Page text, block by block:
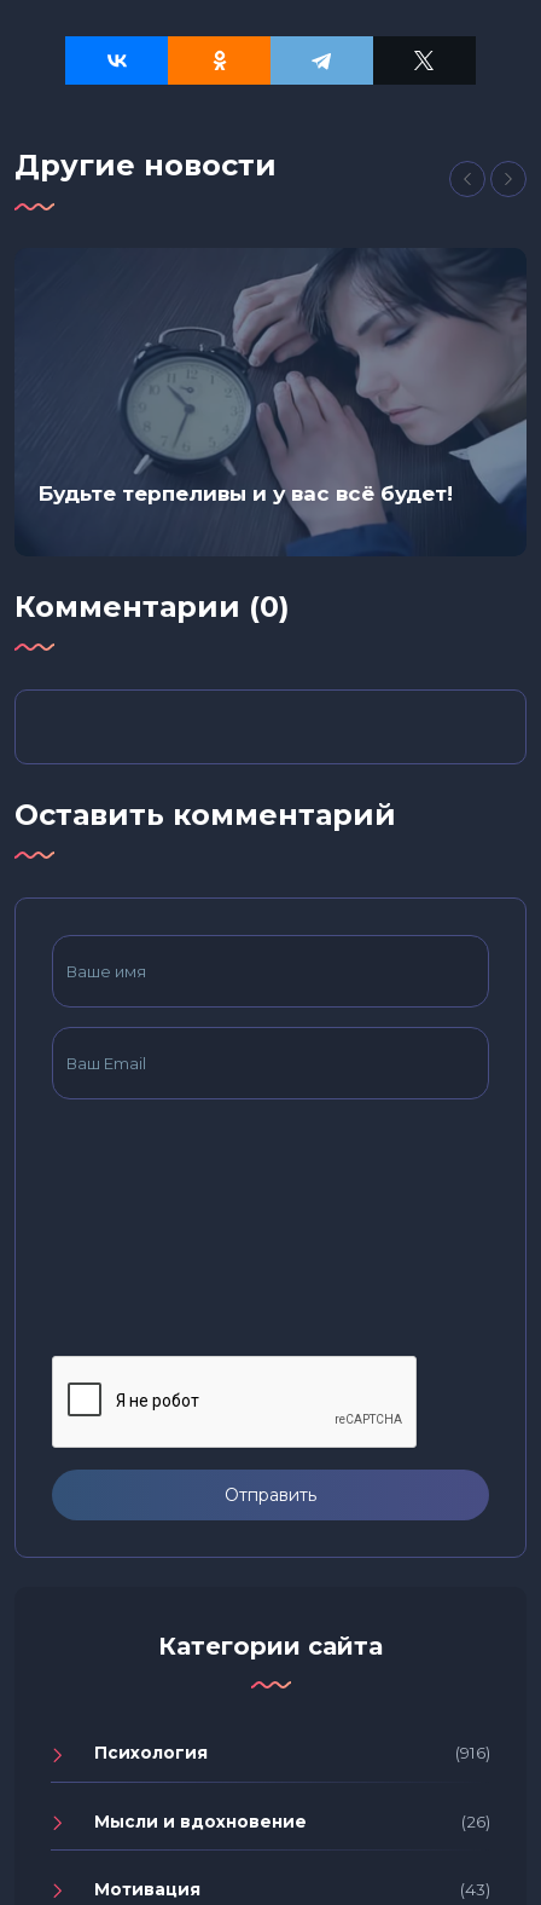
Другие новости
Будьте терпеливы и у вас всё будет!
Комментарии (0)
Оставить комментарий
Отправить
Категории сайта
Психология (916)
Мысли и вдохновение (26)
Мотивация (43)